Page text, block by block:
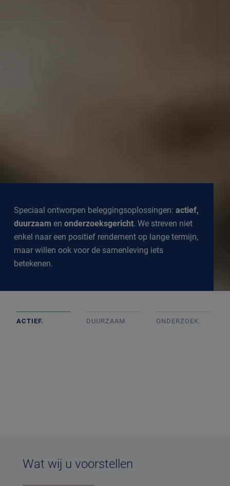
Speciaal ontworpen beleggingsoplossingen: actief,
duurzaam en onderzoeksgericht. We streven niet
enkel naar een positief rendement op lange termijn,
maar willen ook voor de samenleving iets
betekenen.
ACTIEF. DUURZAAM. ONDERZOEK.
Wat wij u voorstellen